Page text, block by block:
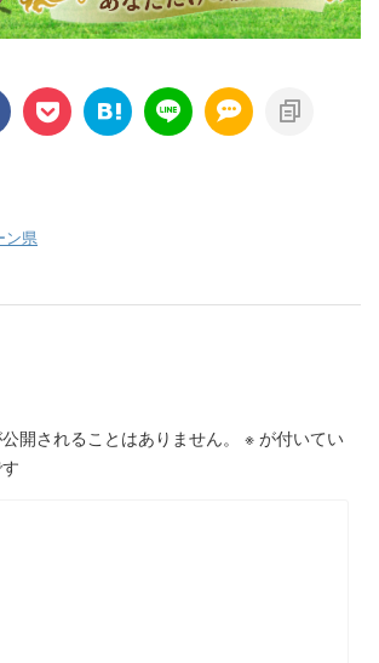
ン県
開されることはありません。 ※ が付いてい